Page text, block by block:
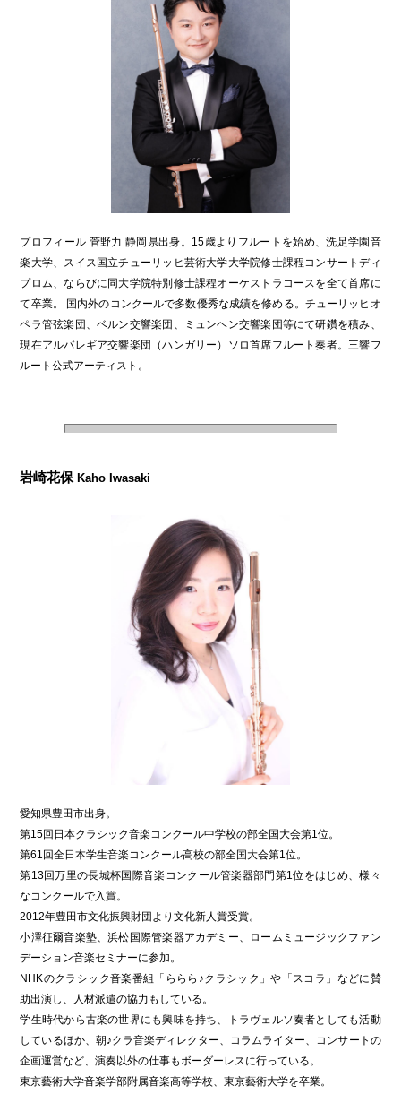
プロフィール 菅野力 静岡県出身。15歳よりフルートを始め、洗足学園音
楽大学、スイス国立チューリッヒ芸術大学大学院修士課程コンサートディ
プロム、ならびに同大学院特別修士課程オーケストラコースを全て首席に
て卒業。 国内外のコンクールで多数優秀な成績を修める。チューリッヒオ
ペラ管弦楽団、ベルン交響楽団、ミュンヘン交響楽団等にて研鑽を積み、
現在アルバレギア交響楽団（ハンガリー）ソロ首席フルート奏者。三響フ
ルート公式アーティスト。
岩崎花保Kaho Iwasaki
愛知県豊田市出身。
第15回日本クラシック音楽コンクール中学校の部全国大会第1位。
第61回全日本学生音楽コンクール高校の部全国大会第1位。
第13回万里の長城杯国際音楽コンクール管楽器部門第1位をはじめ、様々
なコンクールで入賞。
2012年豊田市文化振興財団より文化新人賞受賞。
小澤征爾音楽塾、浜松国際管楽器アカデミー、ロームミュージックファン
デーション音楽セミナーに参加。
NHKのクラシック音楽番組「ららら♪クラシック」や「スコラ」などに賛
助出演し、人材派遣の協力もしている。
学生時代から古楽の世界にも興味を持ち、トラヴェルソ奏者としても活動
しているほか、朝♪クラ音楽ディレクター、コラムライター、コンサートの
企画運営など、演奏以外の仕事もボーダーレスに行っている。
東京藝術大学音楽学部附属音楽高等学校、東京藝術大学を卒業。